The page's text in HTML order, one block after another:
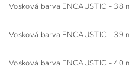
Vosková barva ENCAUSTIC - 38
Vosková barva ENCAUSTIC - 39
Vosková barva ENCAUSTIC - 40